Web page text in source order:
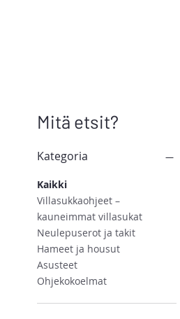
Mitä etsit?
Kategoria
Kaikki
Villasukkaohjeet –
kauneimmat villasukat
Neulepuserot ja takit
Hameet ja housut
Asusteet
Ohjekokoelmat